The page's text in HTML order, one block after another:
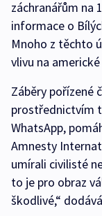
záchranářům na
informace o
Mnoho z těchto
vlivu na
Záběry pořízené
prostřednictvím
WhatsApp,
Amnesty
umírali civilisté
to je pro obraz
škodlivé,“